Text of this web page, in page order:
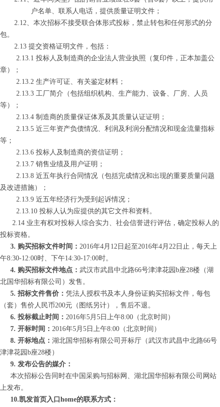
户名单、联系人电话，提供质量证明文件；
2.12、 本次招标不接受联合体形式投标，禁止转包和任何形式的分
包。
2.13 提交资格证明文件，包括：
2.13.1 投标人及制造商的企业法人营业执照（复印件，正本加盖公
章）；
2.13.2 生产许可证、有关鉴定材料；
2.13.3 工厂简介（包括组织机构、生产能力、设备、厂房、人员
等）；
2.13.4 制造商的质量保证体系及其质量认证证明；
2.13.5 近三年资产负债情况、利润及利润分配情况和现金流量指标
等；
2.13.6 投标人及制造商的资信证明；
2.13.7 销售业绩及用户证明；
2.13.8 近五年执行合同情况（包括完成情况和出现的重要质量问题
及改进措施）；
2.13.9 近五年经济行为受到起诉情况；
2.13.10 投标人认为应提供的其它文件和资料。
2.14 业主有权对投标人综合实力、社会信誉进行评估，确定投标人的
投标资格。
3. 购买招标文件时间：2016年4月12日起至2016年4月22日止，每天上
午8:30-12:00时、下午14:30-17:00时。
4. 购买招标文件地点：武汉市武昌中北路66号津津花园b座28楼（湖
北国华招标有限公司）发售。
5. 招标文件售价：凭法人授权书及本人身份证购买招标文件，每包
（套）售价人民币200元（图纸另计），售后不退。
6. 投标截止时间：2016年5月5日上午8:00（北京时间）
7. 开标时间：2016年5月5日上午8:00（北京时间）
8. 开标地点： 湖北国华招标有限公司开标厅（武汉市武昌中北路66号
津津花园b座28楼）
9. 发布公告的媒介：
本次招标公告同时在中国采购与招标网、湖北国华招标有限公司网站
上发布。
10.凯发首页入口home的联系方式：